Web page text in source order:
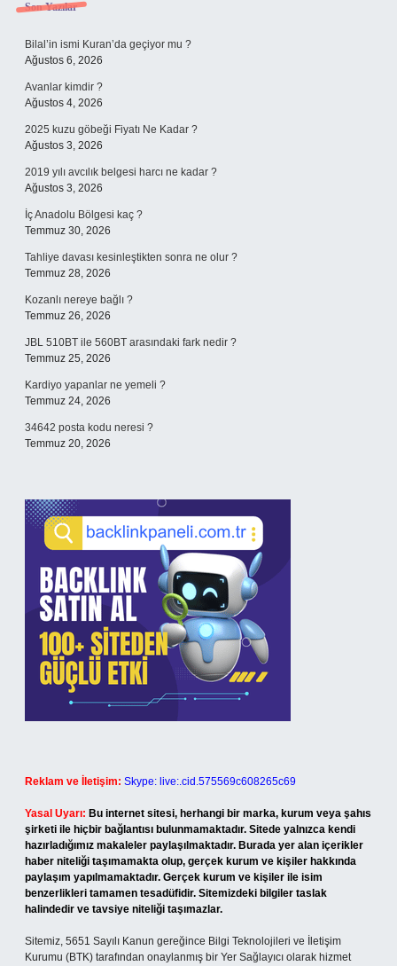
Sidebar
Son Yazılar
Bilal’in ismi Kuran’da geçiyor mu ?
Ağustos 6, 2026
Avanlar kimdir ?
Ağustos 4, 2026
2025 kuzu göbeği Fiyatı Ne Kadar ?
Ağustos 3, 2026
2019 yılı avcılık belgesi harcı ne kadar ?
Ağustos 3, 2026
İç Anadolu Bölgesi kaç ?
Temmuz 30, 2026
Tahliye davası kesinleştikten sonra ne olur ?
Temmuz 28, 2026
Kozanlı nereye bağlı ?
Temmuz 26, 2026
JBL 510BT ile 560BT arasındaki fark nedir ?
Temmuz 25, 2026
Kardiyo yapanlar ne yemeli ?
Temmuz 24, 2026
34642 posta kodu neresi ?
Temmuz 20, 2026
Reklam ve İletişim: Skype: live:.cid.575569c608265c69
Yasal Uyarı: Bu internet sitesi, herhangi bir marka, kurum veya şahıs
şirketi ile hiçbir bağlantısı bulunmamaktadır. Sitede yalnızca kendi
hazırladığımız makaleler paylaşılmaktadır. Burada yer alan içerikler
haber niteliği taşımamakta olup, gerçek kurum ve kişiler hakkında
paylaşım yapılmamaktadır. Gerçek kurum ve kişiler ile isim
benzerlikleri tamamen tesadüfidir. Sitemizdeki bilgiler taslak
halindedir ve tavsiye niteliği taşımazlar.
Sitemiz, 5651 Sayılı Kanun gereğince Bilgi Teknolojileri ve İletişim
Kurumu (BTK) tarafından onaylanmış bir Yer Sağlayıcı olarak hizmet